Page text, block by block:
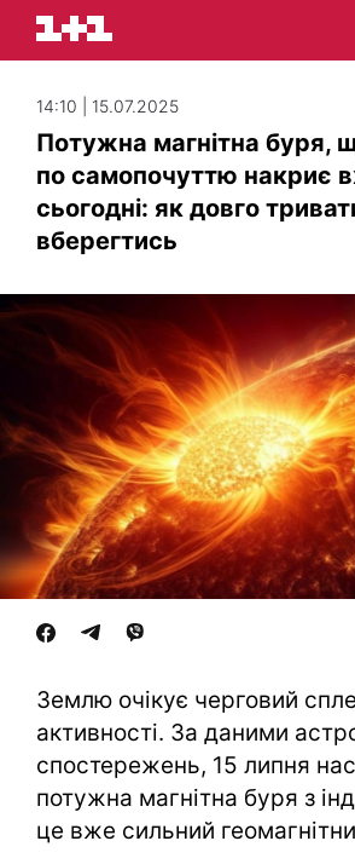
14:10 | 15.07.2025
Потужна магнітна буря,
по самопочуттю накриє
сьогодні: як довго
вберегтись
Землю очікує черговий
активності. За даними
спостережень, 15 липня
потужна магнітна буря з
це вже сильний